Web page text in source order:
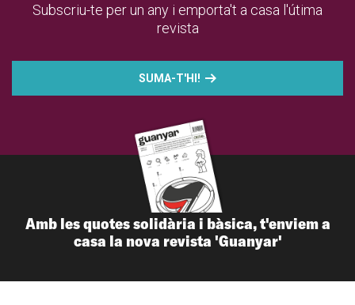
Subscriu-te per un any i emporta't a casa l'útima
revista
SUMA-T'HI!
Amb les quotes solidària i bàsica, t'enviem a
casa la nova revista 'Guanyar'